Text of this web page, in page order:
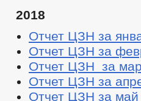
2018
Отчет ЦЗН за
Отчет ЦЗН за
Отчет ЦЗН за
Отчет ЦЗН за
Отчет ЦЗН за май